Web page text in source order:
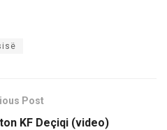
Post
KF Deçiqi (video)